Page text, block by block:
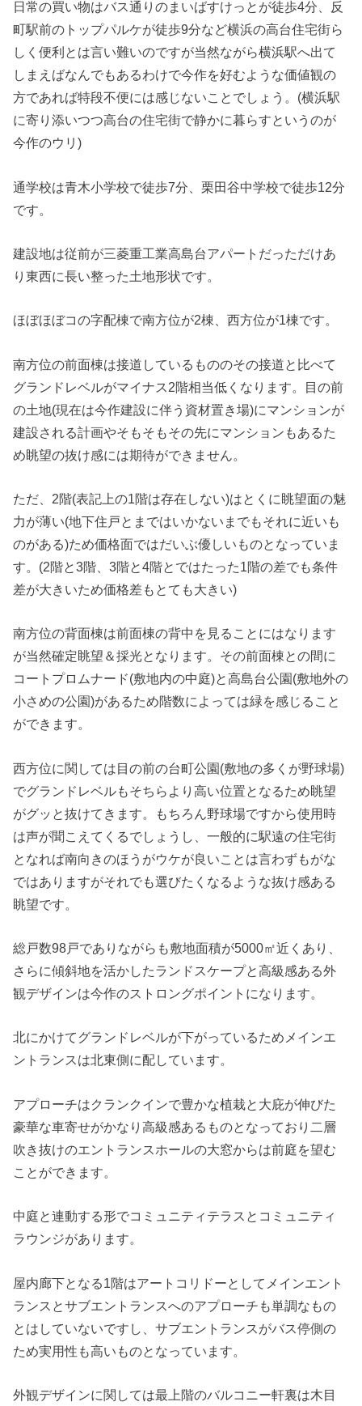
日常の買い物はバス通りのまいばすけっとが徒歩4分、反
町駅前のトップパルケが徒歩9分など横浜の高台住宅街ら
しく便利とは言い難いのですが当然ながら横浜駅へ出て
しまえばなんでもあるわけで今作を好むような価値観の
方であれば特段不便には感じないことでしょう。(横浜駅
に寄り添いつつ高台の住宅街で静かに暮らすというのが
今作のウリ)
通学校は青木小学校で徒歩7分、栗田谷中学校で徒歩12分
です。
建設地は従前が三菱重工業高島台アパートだっただけあ
り東西に長い整った土地形状です。
ほぼほぼコの字配棟で南方位が2棟、西方位が1棟です。
南方位の前面棟は接道しているもののその接道と比べて
グランドレベルがマイナス2階相当低くなります。目の前
の土地(現在は今作建設に伴う資材置き場)にマンションが
建設される計画やそもそもその先にマンションもあるた
め眺望の抜け感には期待ができません。
ただ、2階(表記上の1階は存在しない)はとくに眺望面の魅
力が薄い(地下住戸とまではいかないまでもそれに近いも
のがある)ため価格面ではだいぶ優しいものとなっていま
す。(2階と3階、3階と4階とではたった1階の差でも条件
差が大きいため価格差もとても大きい)
南方位の背面棟は前面棟の背中を見ることにはなります
が当然確定眺望＆採光となります。その前面棟との間に
コートプロムナード(敷地内の中庭)と高島台公園(敷地外の
小さめの公園)があるため階数によっては緑を感じること
ができます。
西方位に関しては目の前の台町公園(敷地の多くが野球場)
でグランドレベルもそちらより高い位置となるため眺望
がグッと抜けてきます。もちろん野球場ですから使用時
は声が聞こえてくるでしょうし、一般的に駅遠の住宅街
となれば南向きのほうがウケが良いことは言わずもがな
ではありますがそれでも選びたくなるような抜け感ある
眺望です。
総戸数98戸でありながらも敷地面積が5000㎡近くあり、
さらに傾斜地を活かしたランドスケープと高級感ある外
観デザインは今作のストロングポイントになります。
北にかけてグランドレベルが下がっているためメインエ
ントランスは北東側に配しています。
アプローチはクランクインで豊かな植栽と大庇が伸びた
豪華な車寄せがかなり高級感あるものとなっており二層
吹き抜けのエントランスホールの大窓からは前庭を望む
ことができます。
中庭と連動する形でコミュニティテラスとコミュニティ
ラウンジがあります。
屋内廊下となる1階はアートコリドーとしてメインエント
ランスとサブエントランスへのアプローチも単調なもの
とはしていないですし、サブエントランスがバス停側の
ため実用性も高いものとなっています。
外観デザインに関しては最上階のバルコニー軒裏は木目